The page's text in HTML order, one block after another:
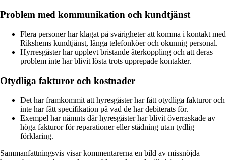
Problem med kommunikation och kundtjänst
Flera personer har klagat på svårigheter att komma i kontakt med
Rikshems kundtjänst, långa telefonköer och okunnig personal.
Hyrresgäster har upplevt bristande återkoppling och att deras
problem inte har blivit lösta trots upprepade kontakter.
Otydliga fakturor och kostnader
Det har framkommit att hyresgäster har fått otydliga fakturor och
inte har fått specifikation på vad de har debiterats för.
Exempel har nämnts där hyresgäster har blivit överraskade av
höga fakturor för reparationer eller städning utan tydlig
förklaring.
Sammanfattningsvis visar kommentarerna en bild av missnöjda